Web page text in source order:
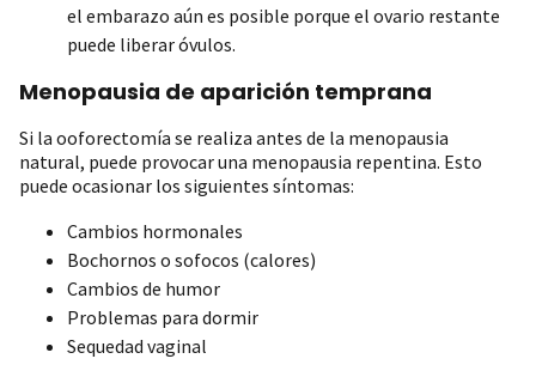
el embarazo aún es posible porque el ovario restante
puede liberar óvulos.
Menopausia de aparición temprana
Si la ooforectomía se realiza antes de la menopausia
natural, puede provocar una menopausia repentina. Esto
puede ocasionar los siguientes síntomas:
Cambios hormonales
Bochornos o sofocos (calores)
Cambios de humor
Problemas para dormir
Sequedad vaginal